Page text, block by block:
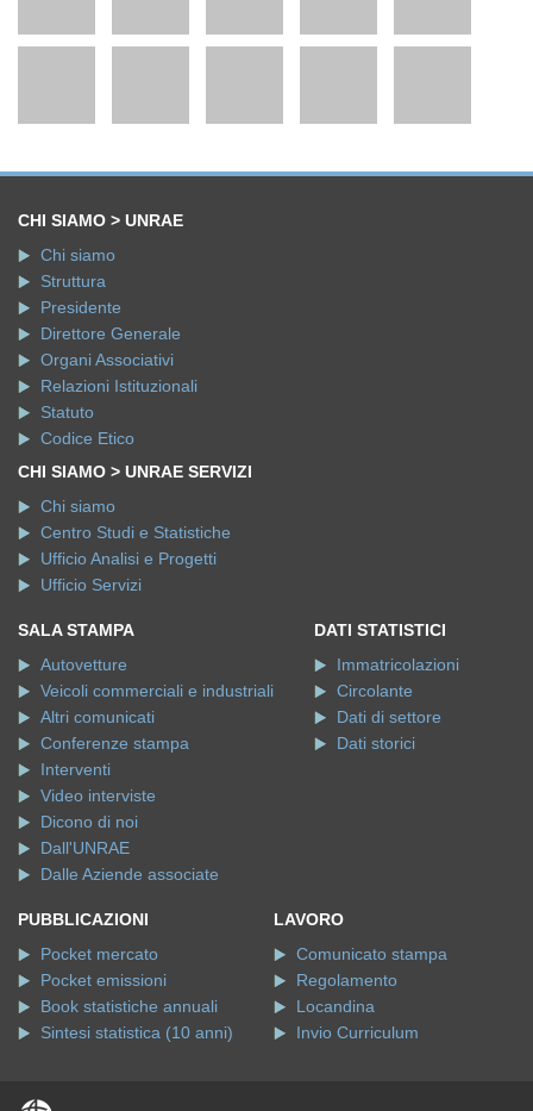
CHI SIAMO > UNRAE
Chi siamo
Struttura
Presidente
Direttore Generale
Organi Associativi
Relazioni Istituzionali
Statuto
Codice Etico
CHI SIAMO > UNRAE SERVIZI
Chi siamo
Centro Studi e Statistiche
Ufficio Analisi e Progetti
Ufficio Servizi
SALA STAMPA
Autovetture
Veicoli commerciali e industriali
Altri comunicati
Conferenze stampa
Interventi
Video interviste
Dicono di noi
Dall'UNRAE
Dalle Aziende associate
DATI STATISTICI
Immatricolazioni
Circolante
Dati di settore
Dati storici
PUBBLICAZIONI
Pocket mercato
Pocket emissioni
Book statistiche annuali
Sintesi statistica (10 anni)
LAVORO
Comunicato stampa
Regolamento
Locandina
Invio Curriculum